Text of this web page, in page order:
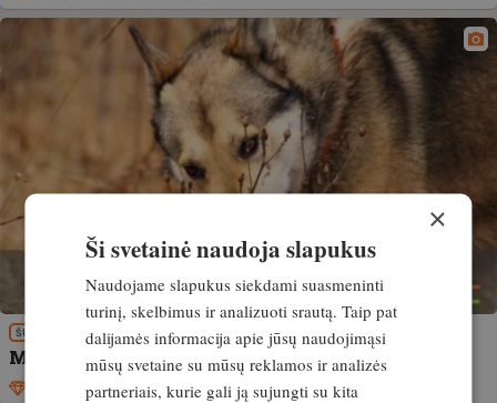
ŠUNYS
Medžiotojo akimis: aš ir mano Draugas
Išskirtinis 30. rugpjūtis, 2021
×
Ši svetainė naudoja slapukus
Naudojame slapukus siekdami suasmeninti
turinį, skelbimus ir analizuoti srautą. Taip pat
dalijamės informacija apie jūsų naudojimąsi
mūsų svetaine su mūsų reklamos ir analizės
partneriais, kurie gali ją sujungti su kita